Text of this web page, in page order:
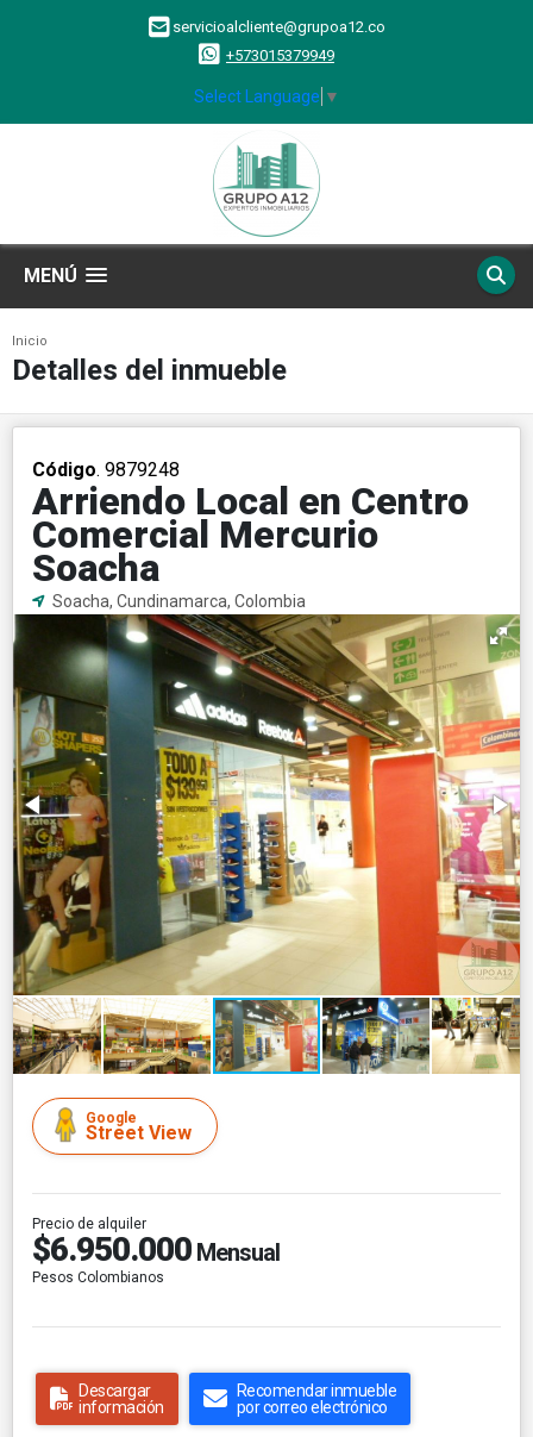
servicioalcliente@grupoa12.co
+573015379949
Select Language ▼
MENÚ
Inicio
Detalles del inmueble
Código. 9879248
Arriendo Local en Centro
Comercial Mercurio
Soacha
Soacha, Cundinamarca, Colombia
Google
Street View
Precio de alquiler
$6.950.000 Mensual
Pesos Colombianos
Descargar
información
Recomendar inmueble
por correo electrónico